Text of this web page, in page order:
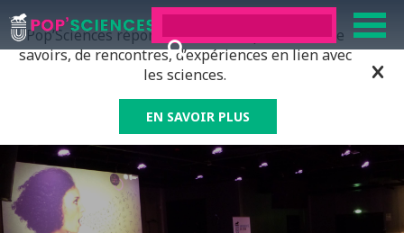
Pop’Sciences répond à tous ceux qui ont soif de
savoirs, de rencontres, d’expériences en lien avec
les sciences.
EN SAVOIR PLUS